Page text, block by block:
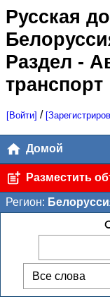
Русская
Раздел -
транспорт
[Войти] /
Домой
Разместить
Регион: